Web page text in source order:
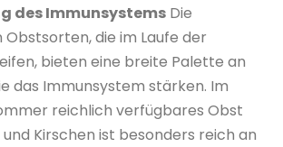
des Immunsystems Die
die im Laufe der
bieten eine breite Palette an
das Immunsystem stärken. Im
reichlich verfügbares Obst
Kirschen ist besonders reich an